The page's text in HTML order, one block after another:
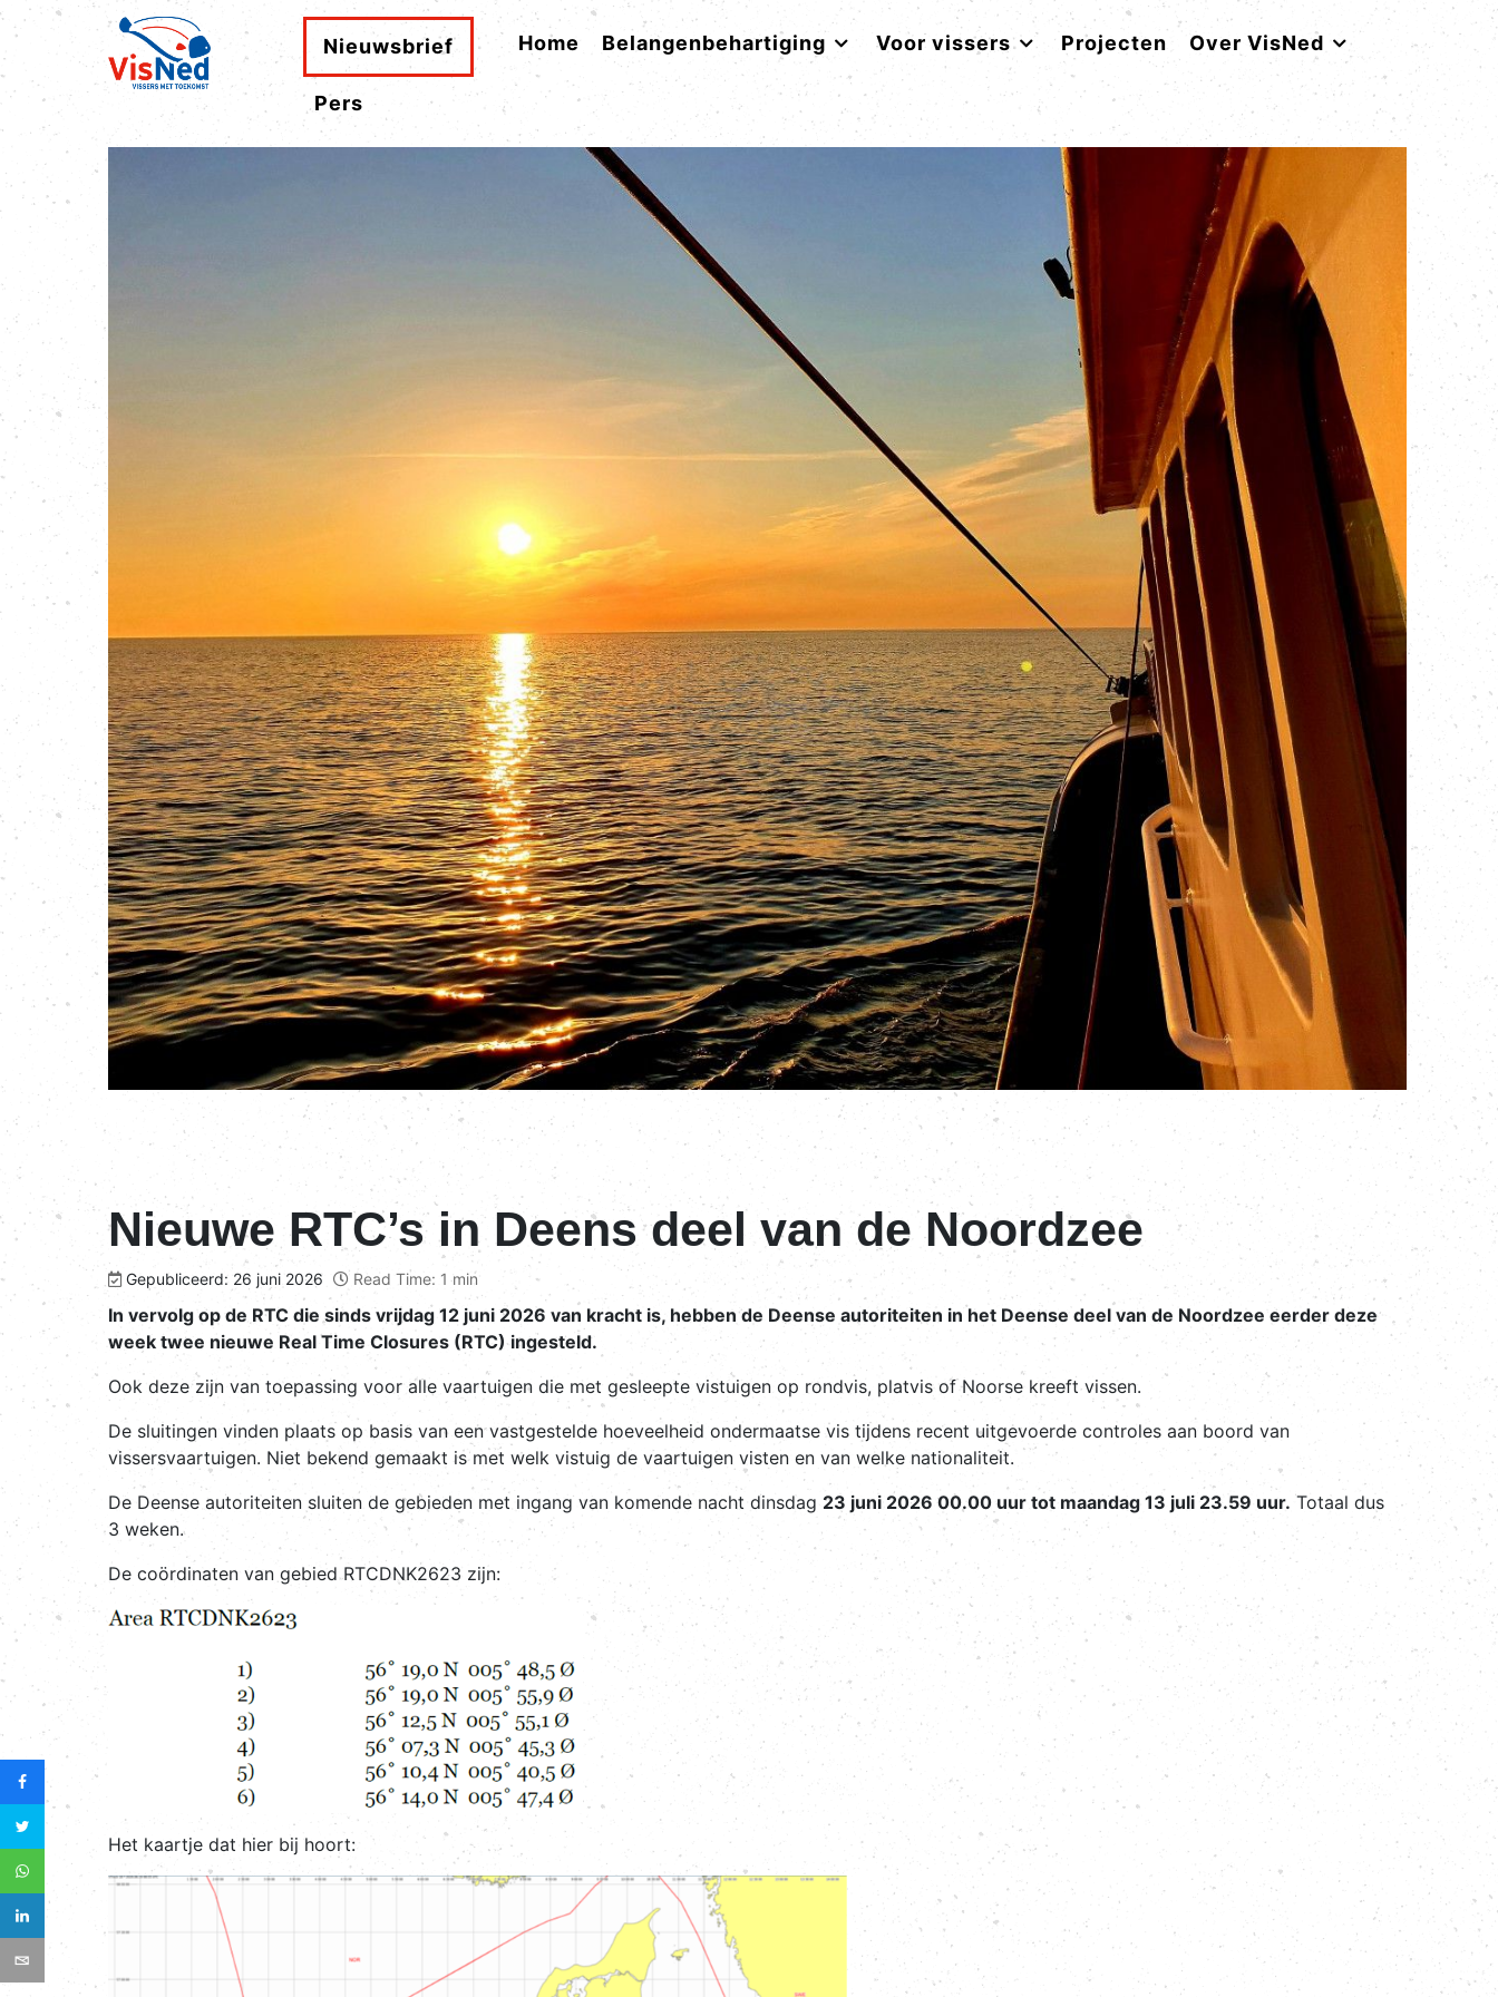
Nieuwsbrief Home Belangenbehartiging Voor vissers Projecten Over VisNed
Pers
Nieuwe RTC’s in Deens deel van de Noordzee
Gepubliceerd: 26 juni 2026 Read Time: 1 min
In vervolg op de RTC die sinds vrijdag 12 juni 2026 van kracht is, hebben de Deense autoriteiten in het Deense deel van de Noordzee eerder deze
week twee nieuwe Real Time Closures (RTC) ingesteld.
Ook deze zijn van toepassing voor alle vaartuigen die met gesleepte vistuigen op rondvis, platvis of Noorse kreeft vissen.
De sluitingen vinden plaats op basis van een vastgestelde hoeveelheid ondermaatse vis tijdens recent uitgevoerde controles aan boord van
vissersvaartuigen. Niet bekend gemaakt is met welk vistuig de vaartuigen visten en van welke nationaliteit.
De Deense autoriteiten sluiten de gebieden met ingang van komende nacht dinsdag 23 juni 2026 00.00 uur tot maandag 13 juli 23.59 uur. Totaal dus
3 weken.
De coördinaten van gebied RTCDNK2623 zijn:
Het kaartje dat hier bij hoort: